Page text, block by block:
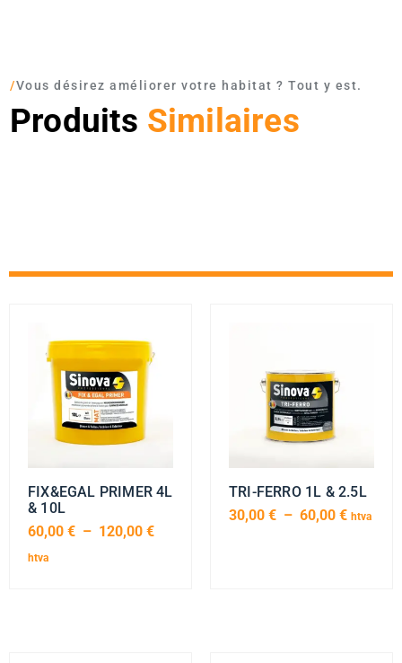
/Vous désirez améliorer votre habitat ? Tout y est.
Produits Similaires
FIX&EGAL PRIMER 4L
& 10L
60,00 € – 120,00 €
htva
TRI-FERRO 1L & 2.5L
30,00 € – 60,00 € htva